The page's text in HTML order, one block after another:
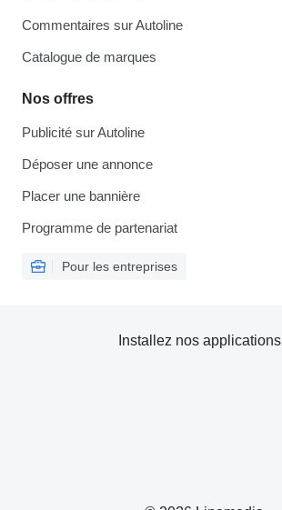
Commentaires sur Autoline
Catalogue de marques
Nos offres
Publicité sur Autoline
Déposer une annonce
Placer une bannière
Programme de partenariat
Pour les entreprises
Installez nos applications